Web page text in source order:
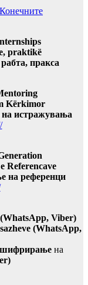
praktikë
пракса
Kërkimor
на истражувања
Referencave
на референци
Viber)
(WhatsApp,
на